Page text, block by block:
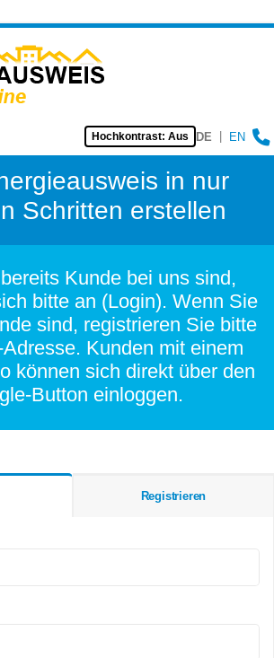
Hochkontrast: Aus DE EN
in nur
Schritten erstellen
Kunde bei uns sind,
bitte an (Login). Wenn Sie
sind, registrieren Sie bitte
Kunden mit einem
können sich direkt über den
Button einloggen.
Registrieren